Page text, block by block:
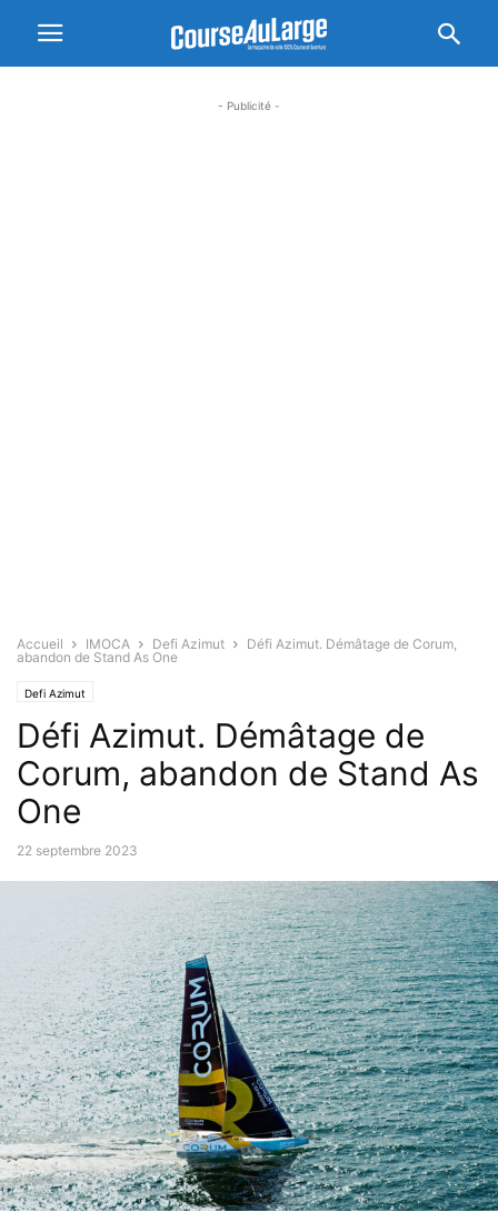
- Publicité -
Accueil IMOCA Defi Azimut
Défi Azimut. Démâtage de Corum,
abandon de Stand As One
Defi Azimut
Défi Azimut. Démâtage de
Corum, abandon de Stand As
One
22 septembre 2023